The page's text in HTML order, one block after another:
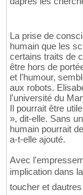
La prise de
humain que les
certains traits de
être hors de
et l'humour,
aux robots.
l'université du
Il pourrait être
», dit-elle. Sans
humain pourrait
a-t-elle ajouté.
Avec
implication dans
toucher et